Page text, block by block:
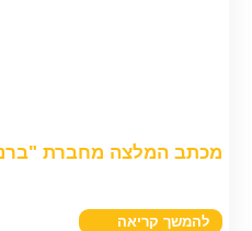
מכתב המלצה מחברת
להמשך קריאה